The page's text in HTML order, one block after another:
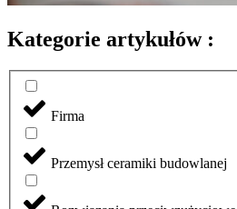
Kategorie artykułów :
Firma
Przemysł ceramiki budowlanej